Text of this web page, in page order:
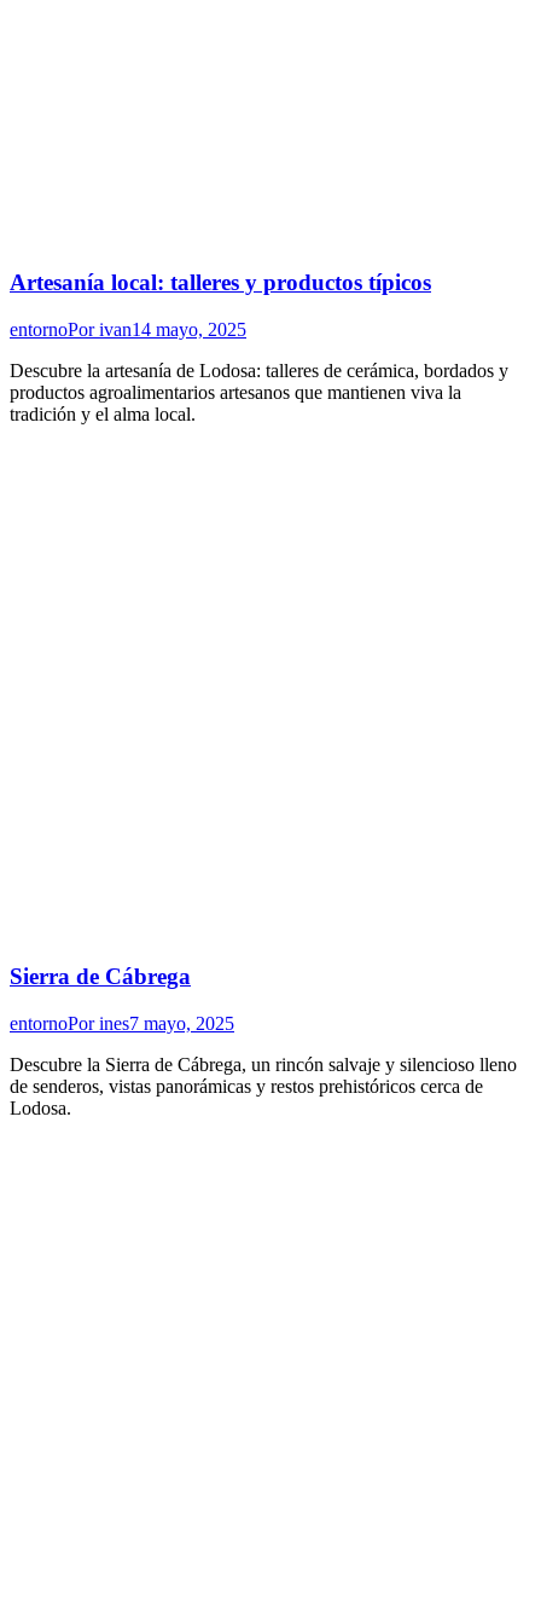
Artesanía local: talleres y productos típicos
entornoPorivan14 mayo, 2025
Descubre la artesanía de Lodosa: talleres de cerámica, bordados y
productos agroalimentarios artesanos que mantienen viva la
tradición y el alma local.
Sierra de Cábrega
entornoPorines7 mayo, 2025
Descubre la Sierra de Cábrega, un rincón salvaje y silencioso lleno
de senderos, vistas panorámicas y restos prehistóricos cerca de
Lodosa.